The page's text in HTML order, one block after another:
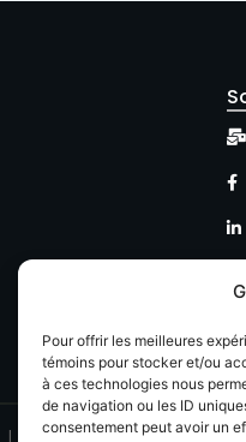
Pour offrir les meilleures
témoins pour stocker et/ou
à ces technologies nous
de navigation ou les ID
consentement peut avoir un
| Cookies|Confidentialté